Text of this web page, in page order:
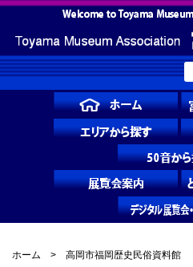
ホーム > 高岡市福岡歴史民俗資料館